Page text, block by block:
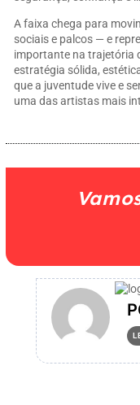
A faixa chega para
sociais e palcos — e
importante na trajetória
estratégia sólida,
que a juventude vive e
uma das artistas mais